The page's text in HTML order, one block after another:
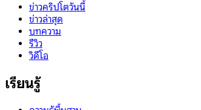
ข่าวคริปโตวันนี้
ข่าวล่าสุด
บทความ
รีวิว
วิดีโอ
เรียนรู้